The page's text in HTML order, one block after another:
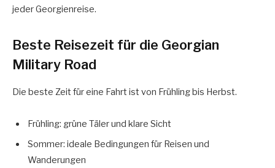
jeder Georgienreise.
Beste Reisezeit für die Georgian
Military Road
Die beste Zeit für eine Fahrt ist von Frühling bis Herbst.
Frühling: grüne Täler und klare Sicht
Sommer: ideale Bedingungen für Reisen und
Wanderungen